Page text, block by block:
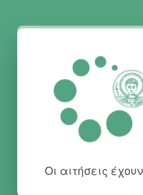
Οι αιτήσεις